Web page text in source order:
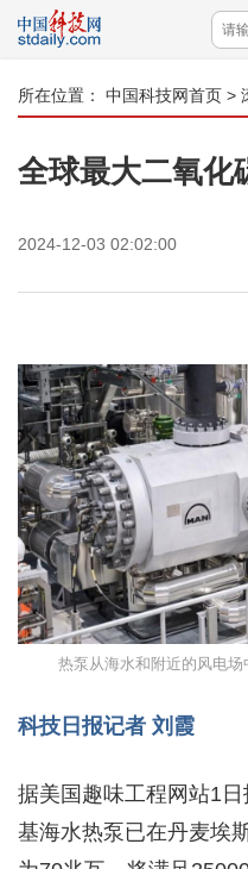
所在位置： 中国科技网首页 >
全球最大二氧化
2024-12-03 02:02:00
热泵从海水和附近的风电
科技日报记者 刘霞
据美国趣味工程网站1
基海水热泵已在丹麦埃